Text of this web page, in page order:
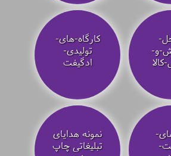
و-
کارگاه-های-
تولیدی-
ادگیفت
نمونه هدایای
تبلیغاتی چاپ